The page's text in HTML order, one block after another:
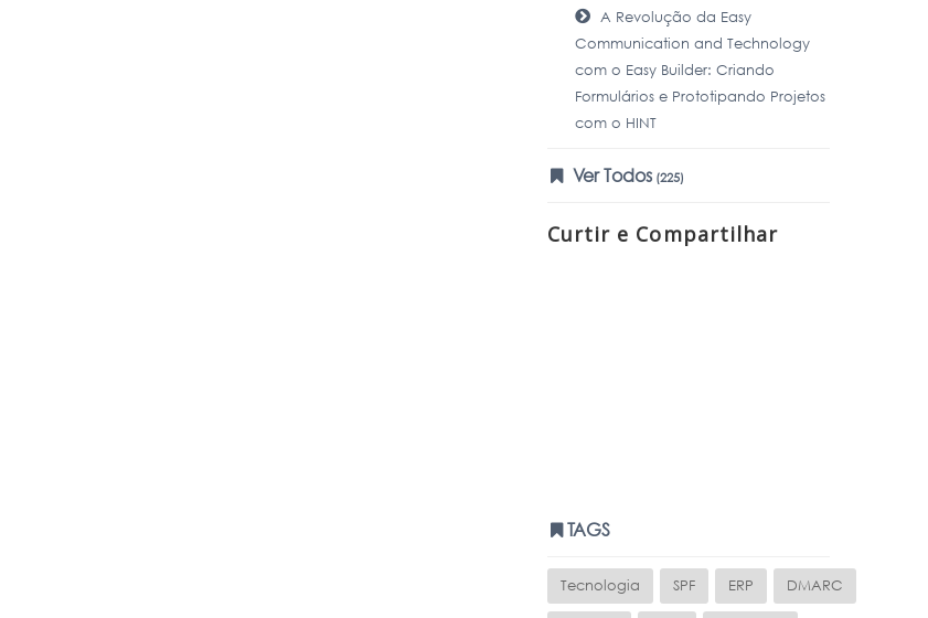
A Revolução da Easy
Communication and Technology
com o Easy Builder: Criando
Formulários e Prototipando Projetos
com o HINT
Ver Todos(225)
Curtir e Compartilhar
TAGS
Tecnologia SPF ERP DMARC